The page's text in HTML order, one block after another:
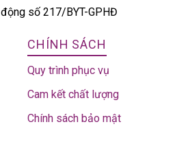
số 217/BYT-GPHĐ
CHÍNH SÁCH
Quy trình phục vụ
Cam kết chất lượng
Chính sách bảo mật